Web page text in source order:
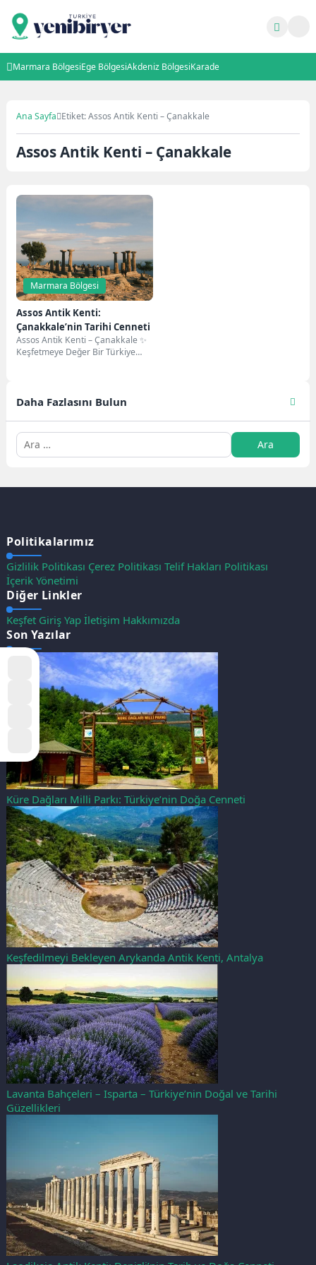
Marmara BölgesiEge BölgesiAkdeniz BölgesiKaradeniz Bölgesi
Ana Sayfa Etiket: Assos Antik Kenti – Çanakkale
Assos Antik Kenti – Çanakkale
Marmara Bölgesi
Assos Antik Kenti:
Çanakkale’nin Tarihi Cenneti
Assos Antik Kenti – Çanakkale ✨
Keşfetmeye Değer Bir Türkiye
Daha Fazlasını Bulun
Politikalarımız
Gizlilik Politikası Çerez Politikası Telif Hakları Politikası
İçerik Yönetimi
Diğer Linkler
Keşfet Giriş Yap İletişim Hakkımızda
Son Yazılar
Küre Dağları Milli Parkı: Türkiye’nin Doğa Cenneti
Keşfedilmeyi Bekleyen Arykanda Antik Kenti, Antalya
Lavanta Bahçeleri – Isparta – Türkiye’nin Doğal ve Tarihi
Güzellikleri